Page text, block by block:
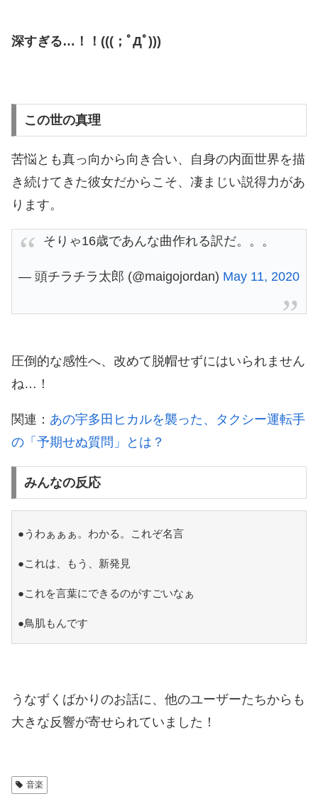
深すぎる…！！(((；ﾟДﾟ)))
この世の真理
苦悩とも真っ向から向き合い、自身の内面世界を描
き続けてきた彼女だからこそ、凄まじい説得力があ
ります。
そりゃ16歳であんな曲作れる訳だ。。。
— 頭チラチラ太郎 (@maigojordan) May 11, 2020
圧倒的な感性へ、改めて脱帽せずにはいられません
ね…！
関連： あの宇多田ヒカルを襲った、タクシー運転手
の「予期せぬ質問」とは？
みんなの反応
●うわぁぁぁ。わかる。これぞ名言
●これは、もう、新発見
●これを言葉にできるのがすごいなぁ
●鳥肌もんです
うなずくばかりのお話に、他のユーザーたちからも
大きな反響が寄せられていました！
音楽